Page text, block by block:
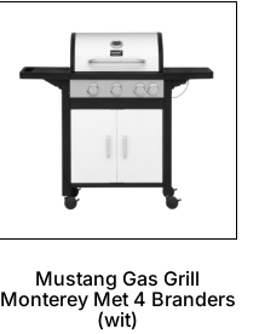
Mustang Gas Grill
Monterey Met 4 Branders
(wit)